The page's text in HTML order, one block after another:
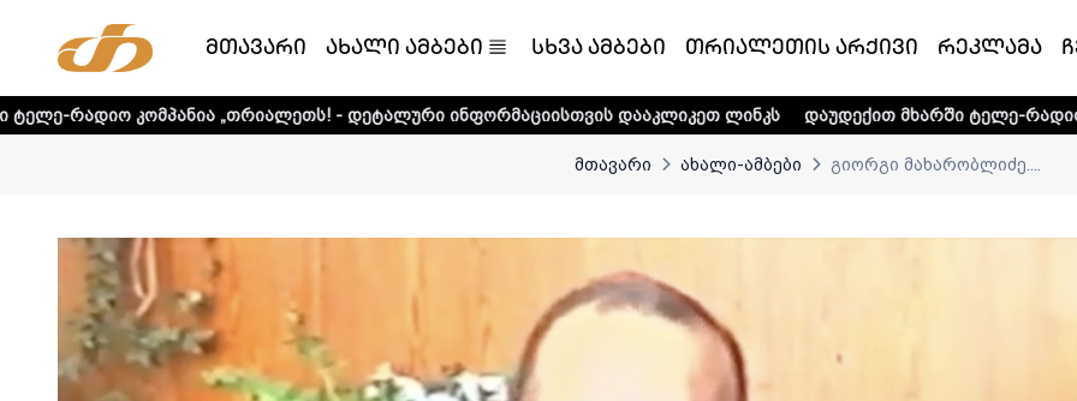
მთავარი ახალი ამბები სხვა ამბები თრიალეთის არქივი რეკლამა
„თრიალეთს! - დეტალური ინფორმაციისთვის დააკლიკეთ ლინკს დაუდექით მხარში ტელე-რადიო კომპანია
მთავარი ახალი-ამბები გიორგი მახარობლიძე....